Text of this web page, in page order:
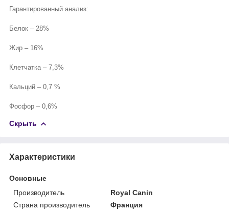
Гарантированный анализ:
Белок – 28%
Жир – 16%
Клетчатка – 7,3%
Кальций – 0,7 %
Фосфор – 0,6%
Скрыть
Характеристики
Основные
Производитель
Royal Canin
Страна производитель
Франция